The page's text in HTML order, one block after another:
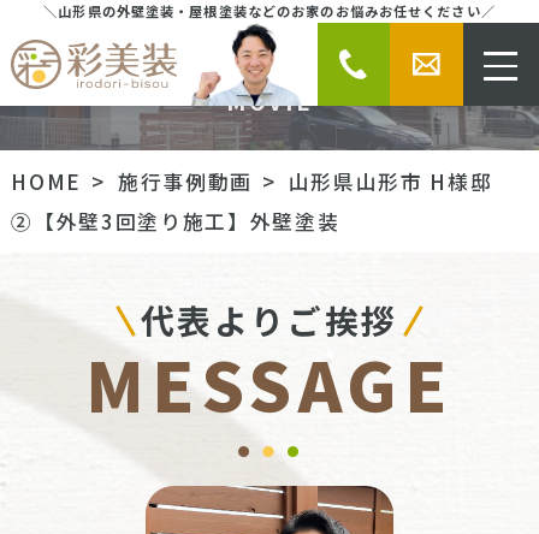
＼山形県の外壁塗装・屋根塗装などのお家のお悩みお任せください／
施行事例動画
MOVIE
HOME 施行事例動画
山形県山形市 H様邸
②【外壁3回塗り施工】外壁塗装
代表よりご挨拶
MESSAGE